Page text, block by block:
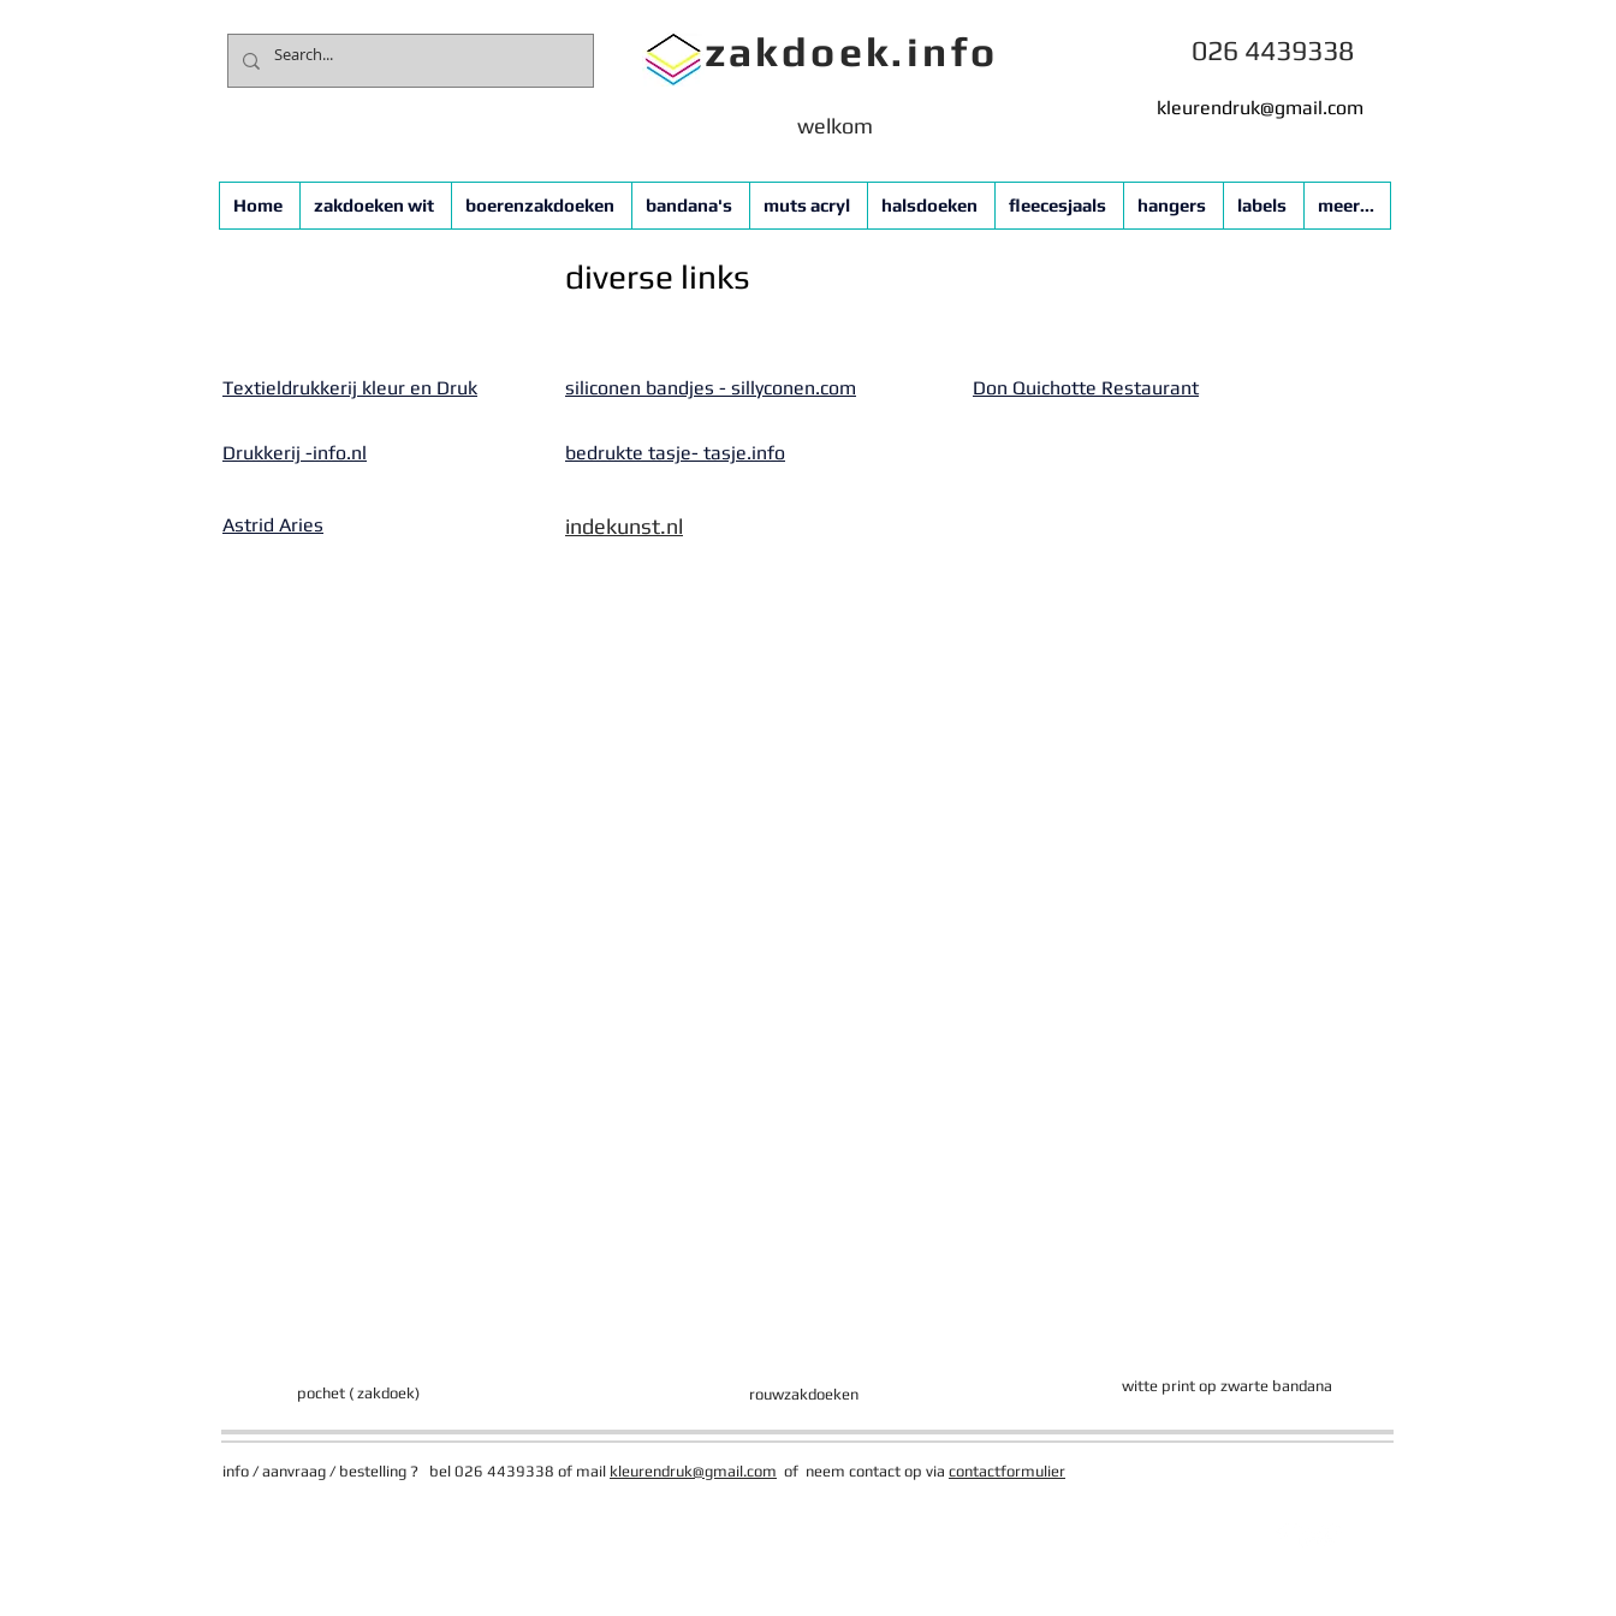
zakdoek.info 026 4439338
kleurendruk@gmail.com
Home zakdoeken wit boerenzakdoeken bandana's muts acryl halsdoeken fleecesjaals hangers labels meer...
diverse links
Textieldrukkerij kleur en Druk siliconen bandjes - sillyconen.com Don Quichotte Restaurant
Drukkerij -info.nl bedrukte tasje- tasje.info
Astrid Aries indekunst.nl
pochet ( zakdoek) rouwzakdoeken witte print op zwarte bandana
info / aanvraag / bestelling ? bel 026 4439338 of mail kleurendruk@gmail.com of neem contact op via contactformulier
welkom